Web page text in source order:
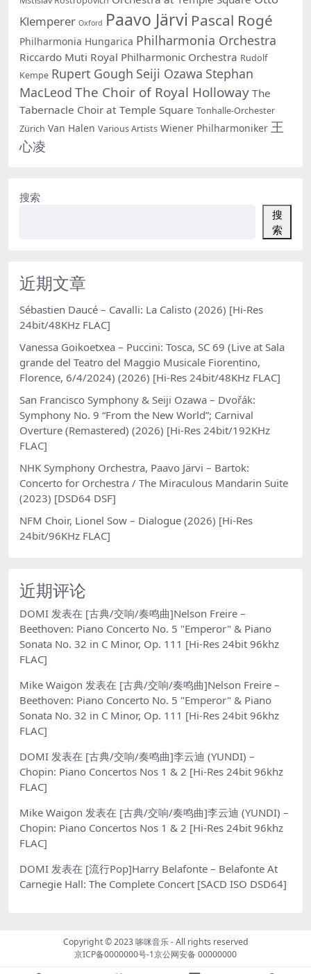
Klemperer Oxford Paavo Järvi Pascal Rogé
Philharmonia Hungarica Philharmonia Orchestra
Riccardo Muti Royal Philharmonic Orchestra Rudolf
Kempe Rupert Gough Seiji Ozawa Stephan
MacLeod The Choir of Royal Holloway The
Tabernacle Choir at Temple Square Tonhalle-Orchester
Zürich Van Halen Various Artists Wiener Philharmoniker 王
心凌
搜索
搜
索
近期文章
Sébastien Daucé – Cavalli: La Calisto (2026) [Hi-Res
24bit/48KHz FLAC]
Vanessa Goikoetxea – Puccini: Tosca, SC 69 (Live at Sala
grande del Teatro del Maggio Musicale Fiorentino,
Florence, 6/4/2024) (2026) [Hi-Res 24bit/48KHz FLAC]
San Francisco Symphony & Seiji Ozawa – Dvořák:
Symphony No. 9 “From the New World”; Carnival
Overture (Remastered) (2026) [Hi-Res 24bit/192KHz
FLAC]
NHK Symphony Orchestra, Paavo Järvi – Bartok:
Concerto for Orchestra / The Miraculous Mandarin Suite
(2023) [DSD64 DSF]
NFM Choir, Lionel Sow – Dialogue (2026) [Hi-Res
24bit/96KHz FLAC]
近期评论
DOMI 发表在 [古典/交响/奏鸣曲]Nelson Freire –
Beethoven: Piano Concerto No. 5 "Emperor" & Piano
Sonata No. 32 in C Minor, Op. 111 [Hi-Res 24bit 96khz
FLAC]
Mike Waigon 发表在 [古典/交响/奏鸣曲]Nelson Freire –
Beethoven: Piano Concerto No. 5 "Emperor" & Piano
Sonata No. 32 in C Minor, Op. 111 [Hi-Res 24bit 96khz
FLAC]
DOMI 发表在 [古典/交响/奏鸣曲]李云迪 (YUNDI) –
Chopin: Piano Concertos Nos 1 & 2 [Hi-Res 24bit 96khz
FLAC]
Mike Waigon 发表在 [古典/交响/奏鸣曲]李云迪 (YUNDI) –
Chopin: Piano Concertos Nos 1 & 2 [Hi-Res 24bit 96khz
FLAC]
DOMI 发表在 [流行Pop]Harry Belafonte – Belafonte At
Carnegie Hall: The Complete Concert [SACD ISO DSD64]
Copyright © 2023哆咪音乐- All rights reserved
京ICP备0000000号-1京公网安备 00000000